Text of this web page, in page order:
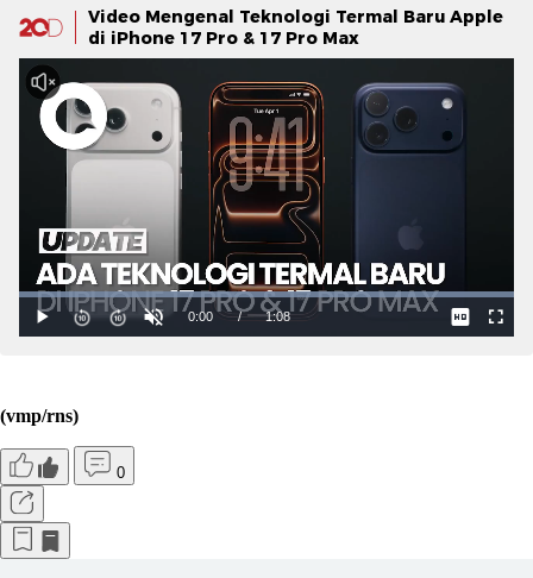
Video Mengenal Teknologi Termal Baru Apple
di iPhone 17 Pro & 17 Pro Max
(vmp/rns)
0